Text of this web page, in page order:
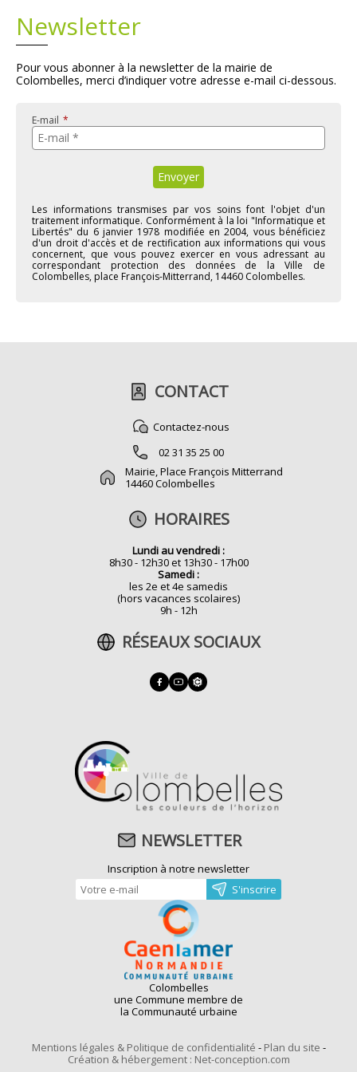
Newsletter
Pour vous abonner à la newsletter de la mairie de
Colombelles, merci d’indiquer votre adresse e-mail ci-dessous.
E-mail
Les informations transmises par vos soins font l'objet d'un
traitement informatique. Conformément à la loi "Informatique et
Libertés" du 6 janvier 1978 modifiée en 2004, vous bénéficiez
d'un droit d'accès et de rectification aux informations qui vous
concernent, que vous pouvez exercer en vous adressant au
correspondant protection des données de la Ville de
Colombelles, place François-Mitterrand, 14460 Colombelles.
CONTACT
Contactez-nous
02 31 35 25 00
Mairie, Place François Mitterrand
14460 Colombelles
HORAIRES
Lundi au vendredi :
8h30 - 12h30 et 13h30 - 17h00
Samedi :
les 2e et 4e samedis
(hors vacances scolaires)
9h - 12h
RÉSEAUX SOCIAUX
NEWSLETTER
Inscription à notre newsletter
Colombelles
une Commune membre de
la Communauté urbaine
Mentions légales & Politique de confidentialité - Plan du site -
Création & hébergement : Net-conception.com
Plans
Demandes légales
Marchés publics
Grands projets